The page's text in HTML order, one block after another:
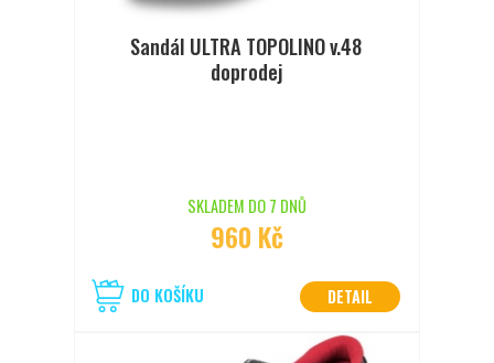
Sandál ULTRA TOPOLINO v.48
doprodej
SKLADEM DO 7 DNŮ
960 Kč
DETAIL
DO KOŠÍKU